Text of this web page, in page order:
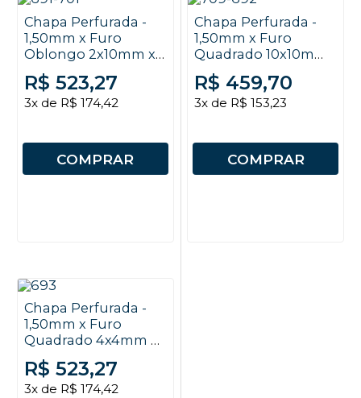
Chapa Perfurada -
1,50mm x Furo
Oblongo 2x10mm x
EC 4x12mm x 2x1m
R$ 523,27
3x de R$ 174,42
COMPRAR
Chapa Perfurada -
1,50mm x Furo
Quadrado 10x10mm
x EC 13mm x 2x1m
R$ 459,70
3x de R$ 153,23
COMPRAR
Chapa Perfurada -
1,50mm x Furo
Quadrado 4x4mm x
EC 6mm x 2x1mm
R$ 523,27
3x de R$ 174,42